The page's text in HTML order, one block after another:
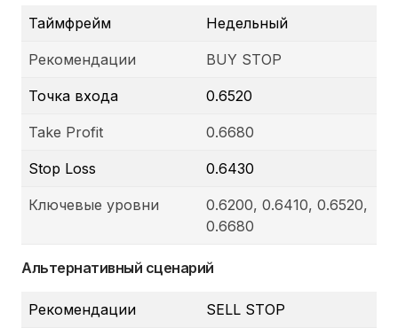
Таймфрейм Недельный
Рекомендации BUY STOP
Точка входа 0.6520
Take Profit 0.6680
Stop Loss 0.6430
Ключевые уровни
0.6200, 0.6410, 0.6520,
0.6680
Альтернативный сценарий
Рекомендации SELL STOP